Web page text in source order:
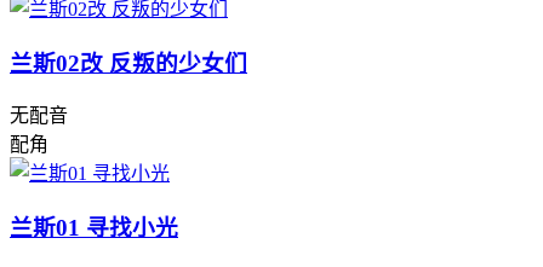
兰斯02改 反叛的少女们
无配音
配角
兰斯01 寻找小光